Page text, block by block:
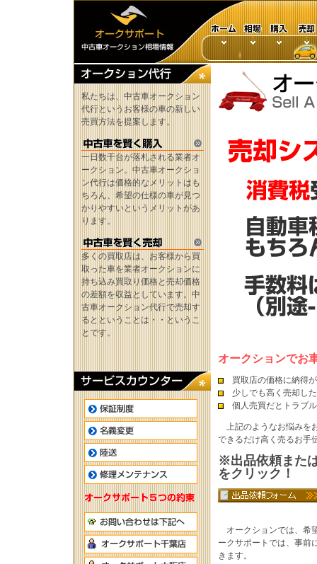
私たちは、中古車オークション
代行というお客様の車の新しい
売買方法を提案します。
一日数千台が落札される業者オ
ークション。中古車オークショ
ン代行は価格的なメリットはも
ちろん、希望の仕様の車が見つ
かりやすいというメリットがあ
ります。
多くの買取店は、お客様から買
取った車を業者オークションに
持ち込み買取り価格と売却価格
の差額を収益としています。中
古車オークション代行で売却す
るとということは・・というこ
とです。
オークションでお
買取店の価格に納得
少しでも高く売却し
個人売買だとトラブ
上記のようなお悩みを
できるだけ高く売るお手
※出品依頼また
をクリック！
オークションでは、希
ークサポートでは、事前
きます。